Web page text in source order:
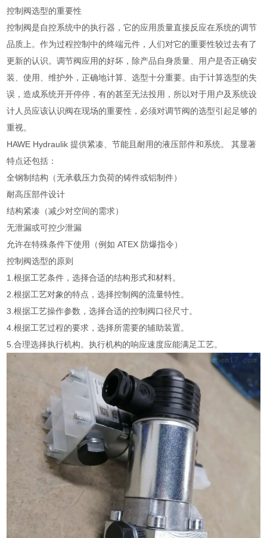
控制阀选型的重要性
控制阀是自控系统中的执行器，它的应用质量直接反应在系统的调节
品质上。作为过程控制中的终端元件，人们对它的重要性较过去有了
更新的认识。调节阀应用的好坏，除产品自身质量、用户是否正确安
装、使用、维护外，正确地计算、选型十分重要。由于计算选型的失
误，造成系统开开停停，有的甚至无法投用，所以对于用户及系统设
计人员应该认识阀在现场的重要性，必须对调节阀的选型引起足够的
重视。
HAWE Hydraulik 提供紧凑、节能且耐用的液压部件和系统。 其显著
特点还包括：
全钢制结构（无承载压力负荷的铸件或铝制件）
耐高压部件设计
结构紧凑（减少对空间的需求）
无泄漏或可控少泄漏
允许在特殊条件下使用（例如 ATEX 防爆指令）
控制阀选型的原则
1.根据工艺条件，选择合适的结构形式和材料。
2.根据工艺对象的特点，选择控制阀的流量特性。
3.根据工艺操作参数，选择合适的控制阀口径尺寸。
4.根据工艺过程的要求，选择所需要的辅助装置。
5.合理选择执行机构。执行机构的响应速度应能满足工艺。